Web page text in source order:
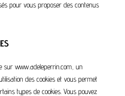
pour vous proposer des contenus
sur www.adeleperrin.com, un
des cookies et vous permet
types de cookies. Vous pouvez